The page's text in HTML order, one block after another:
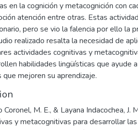
en la cognición y metacognición con
atención entre otras. Estas
pero se vio la falencia por ello la
realizado resalta la necesidad de
actividades cognitivas y
habilidades lingüísticas que ayude
mejoren su aprendizaje.
Coronel, M. E., & Layana Indacochea,
y metacognitivas para desarrollar